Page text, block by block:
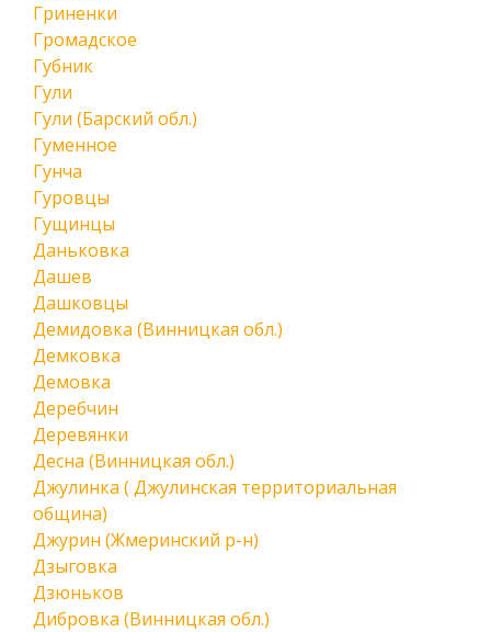
Гриненки
Громадское
Губник
Гули
Гули (Барский обл.)
Гуменное
Гунча
Гуровцы
Гущинцы
Даньковка
Дашев
Дашковцы
Демидовка (Винницкая обл.)
Демковка
Демовка
Деребчин
Деревянки
Десна (Винницкая обл.)
Джулинка ( Джулинская территориальная
община)
Джурин (Жмеринский р-н)
Дзыговка
Дзюньков
Дибровка (Винницкая обл.)